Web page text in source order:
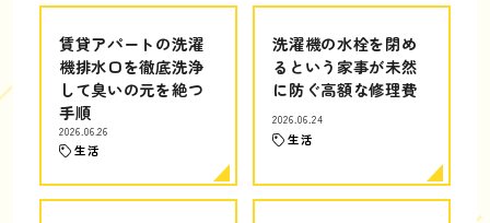
賃貸アパートの洗濯
機排水口を徹底洗浄
して臭いの元を絶つ
手順
2026.06.26
生活
洗濯機の水栓を閉め
るという家事が未然
に防ぐ高額な修理費
2026.06.24
生活